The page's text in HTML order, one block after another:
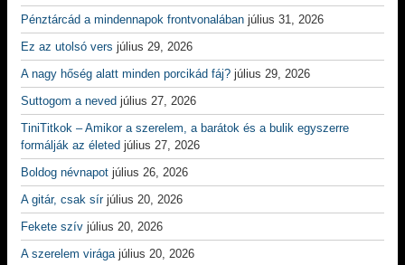
Pénztárcád a mindennapok frontvonalában július 31, 2026
Ez az utolsó vers július 29, 2026
A nagy hőség alatt minden porcikád fáj? július 29, 2026
Suttogom a neved július 27, 2026
TiniTitkok – Amikor a szerelem, a barátok és a bulik egyszerre
formálják az életed július 27, 2026
Boldog névnapot július 26, 2026
A gitár, csak sír július 20, 2026
Fekete szív július 20, 2026
A szerelem virága július 20, 2026